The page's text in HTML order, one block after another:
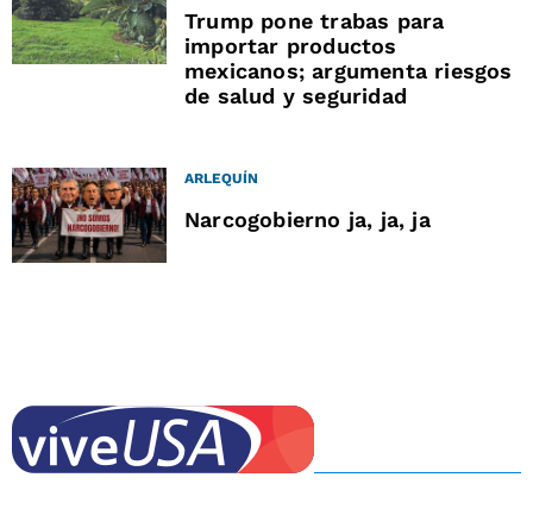
Trump pone trabas para
importar productos
mexicanos; argumenta riesgos
de salud y seguridad
ARLEQUÍN
Narcogobierno ja, ja, ja